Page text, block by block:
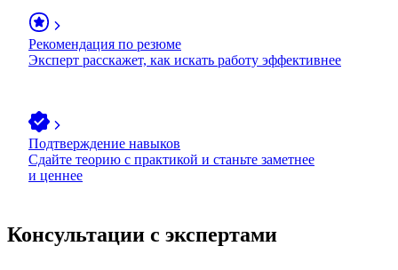
Рекомендация по резюме
Эксперт расскажет, как искать работу эффективнее
Подтверждение навыков
Сдайте теорию с практикой и станьте заметнее
и ценнее
Консультации с экспертами